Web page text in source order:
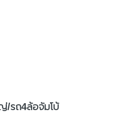
/รถ4ล้อจัมโบ้